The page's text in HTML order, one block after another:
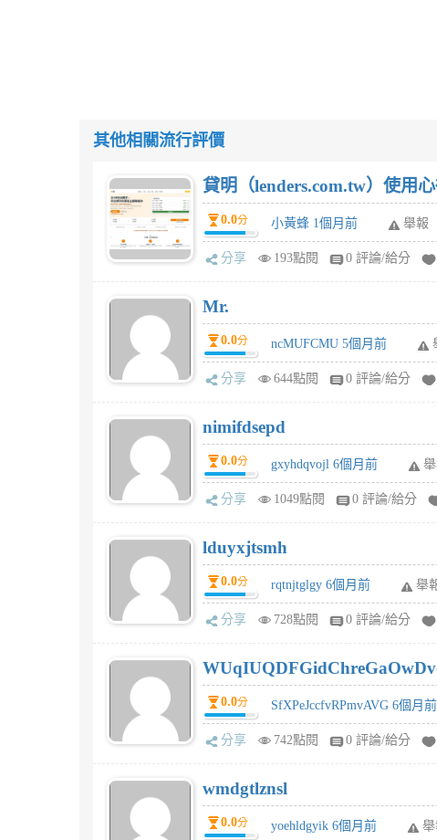
其他相關流行評價
貸明（lenders.com.tw）使用
0.0分 小黃蜂 1個月前 舉報
分享 193點閱 0 評論/給分
Mr.
0.0分 ncMUFCMU 5個月前
分享 644點閱 0 評論/給分
nimifdsepd
0.0分 gxyhdqvojl 6個月前
分享 1049點閱 0 評論/給分
lduyxjtsmh
0.0分 rqtnjtglgy 6個月前 舉
分享 728點閱 0 評論/給分
0.0分 SfXPeJccfvRPmvAVG 6個月前
分享 742點閱 0 評論/給分
wmdgtlznsl
0.0分 yoehldgyik 6個月前 舉